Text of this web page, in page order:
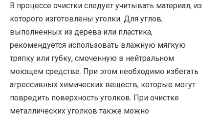
В процессе очистки следует учитывать материал, из
которого изготовлены уголки. Для углов,
выполненных из дерева или пластика,
рекомендуется использовать влажную мягкую
тряпку или губку, смоченную в нейтральном
моющем средстве. При этом необходимо избегать
агрессивных химических веществ, которые могут
повредить поверхность уголков. При очистке
металлических уголков также можно